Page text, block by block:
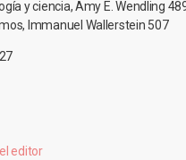
y ciencia, Amy E. Wendling
Immanuel Wallerstein 507
editor